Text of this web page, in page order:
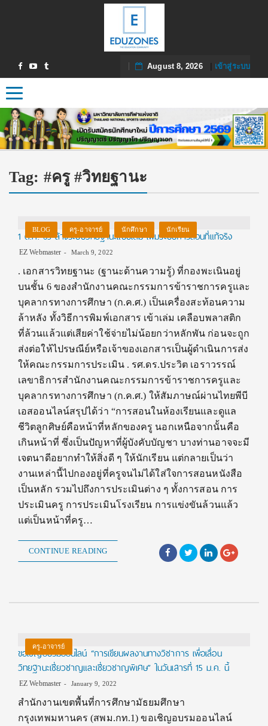
August 8, 2026| เข้าสู่ระบบ
Toggle navigation
Tag: #ครู #วิทยฐานะ
BLOG ครู-อาจารย์ นักศึกษา นักเรียน
1 ต.ค. 65 ล้างระบบวิทยฐานะแบบเดิม เพิ่มระบบการสอนที่แท้จริง
EZ Webmaster March 9, 2022
. เอกสารวิทยฐานะ (ฐานะด้านความรู้) ที่กองพะเนินอยู่
บนชั้น 6 ของสำนักงานคณะกรรมการข้าราชการครูและ
บุคลากรทางการศึกษา (ก.ค.ศ.) เป็นเครื่องสะท้อนความ
ล้าหลัง ทั้งวิธีการพิมพ์เอกสาร เข้าเล่ม เคลือบพลาสติก
ที่ล้วนแล้วแต่เสียค่าใช้จ่ายไม่น้อยกว่าหลักพัน ก่อนจะถูก
ส่งต่อให้ไปรษณีย์หรือเจ้าของเอกสารเป็นผู้ดำเนินการส่ง
ให้คณะกรรมการประเมิน . รศ.ดร.ประวิต เอราวรรณ์
เลขาธิการสำนักงานคณะกรรมการข้าราชการครูและ
บุคลากรทางการศึกษา (ก.ค.ศ.) ให้สัมภาษณ์ผ่านไทยพีบี
เอสออนไลน์สรุปได้ว่า “การสอนในห้องเรียนและดูแล
ชีวิตลูกศิษย์คือหน้าที่หลักของครู นอกเหนือจากนั้นคือ
เกินหน้าที่ ซึ่งเป็นปัญหาที่ผู้บังคับบัญชา บางท่านอาจจะมี
เจตนาดีอยากทำให้สิ่งดี ๆ ให้นักเรียน แต่กลายเป็นว่า
งานเหล่านี้ไปกองอยู่ที่ครูจนไม่ได้ใส่ใจการสอนหนังสือ
เป็นหลัก รวมไปถึงการประเมินต่าง ๆ ทั้งการสอน การ
ประเมินครู การประเมินโรงเรียน การแข่งขันล้วนแล้ว
แต่เป็นหน้าที่ครู…
CONTINUE READING
ครู-อาจารย์
ขอเชิญอบรมออนไลน์ “การเขียนผลงานทางวิชาการ เพื่อเลื่อน
วิทยฐานะเชี่ยวชาญและเชี่ยวชาญพิเศษ” ในวันเสารที่ 15 ม.ค. นี้
EZ Webmaster January 9, 2022
สำนักงานเขตพื้นที่การศึกษามัธยมศึกษา
กรุงเทพมหานคร (สพม.กท.1) ขอเชิญอบรมออนไลน์